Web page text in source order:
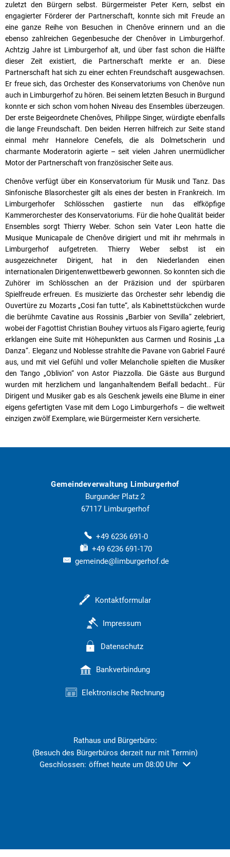
zuletzt den Bürgern selbst. Bürgermeister Peter Kern, selbst ein
engagierter Förderer der Partnerschaft, konnte sich mit Freude an
eine ganze Reihe von Besuchen in Chenôve erinnern und an die
ebenso zahlreichen Gegenbesuche der Chenôver in Limburgerhof.
Achtzig Jahre ist Limburgerhof alt, und über fast schon die Hälfte
dieser Zeit existiert, die Partnerschaft merkte er an. Diese
Partnerschaft hat sich zu einer echten Freundschaft ausgewachsen.
Er freue sich, das Orchester des Konservatoriums von Chenôve nun
auch in Limburgerhof zu hören. Bei seinem letzten Besuch in Burgund
konnte er sich schon vom hohen Niveau des Ensembles überzeugen.
Der erste Beigeordnete Chenôves, Philippe Singer, würdigte ebenfalls
die lange Freundschaft. Den beiden Herren hilfreich zur Seite stand
einmal mehr Hannelore Cenefels, die als Dolmetscherin und
charmante Moderatorin agierte – seit vielen Jahren unermüdlicher
Motor der Partnerschaft von französischer Seite aus.
Chenôve verfügt über ein Konservatorium für Musik und Tanz. Das
Sinfonische Blasorchester gilt als eines der besten in Frankreich. Im
Limburgerhofer Schlösschen gastierte nun das elfköpfige
Kammerorchester des Konservatoriums. Für die hohe Qualität beider
Ensembles sorgt Thierry Weber. Schon sein Vater Leon hatte die
Musique Municapale de Chenôve dirigiert und mit ihr mehrmals in
Limburgerhof aufgetreten. Thierry Weber selbst ist ein
ausgezeichneter Dirigent, hat in den Niederlanden einen
internationalen Dirigentenwettbewerb gewonnen. So konnten sich die
Zuhörer im Schlösschen an der Präzision und der spürbaren
Spielfreude erfreuen. Es musizierte das Orchester sehr lebendig die
Ouvertüre zu Mozarts „Cosi fan tutte“, als Kabinettstückchen wurde
die berühmte Cavatine aus Rossinis „Barbier von Sevilla“ zelebriert,
wobei der Fagottist Christian Bouhey virtuos als Figaro agierte, feurig
erklangen eine Suite mit Höhepunkten aus Carmen und Rosinis „La
Danza“. Eleganz und Noblesse strahlte die Pavane von Gabriel Fauré
aus, und mit viel Gefühl und voller Melancholie spielten die Musiker
den Tango „Oblivion“ von Astor Piazzolla. Die Gäste aus Burgund
wurden mit herzlichem und langanhaltendem Beifall bedacht.. Für
Dirigent und Musiker gab es als Geschenk jeweils eine Blume in einer
eigens gefertigten Vase mit dem Logo Limburgerhofs – die weltweit
einzigen zwölf Exemplare, wie Bürgermeister Kern versicherte.
Gemeindeverwaltung Limburgerhof
Burgunder Platz 2
67117 Limburgerhof
+49 6236 691-0
+49 6236 691-170
gemeinde@limburgerhof.de
Kontaktformular
Impressum
Datenschutz
Bankverbindung
Elektronische Rechnung
Rathaus und Bürgerbüro:
(Besuch des Bürgerbüros derzeit nur mit Termin)
Klicken, um weitere Öffnungs- oder Schließzeiten
Geschlossen: öffnet heute um 08:00 Uhr